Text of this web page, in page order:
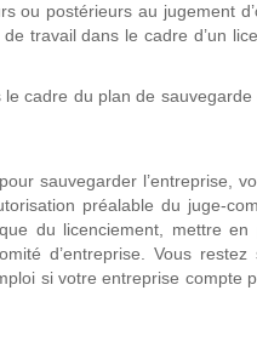
ou postérieurs au jugement
travail dans le cadre d’un
cadre du plan de sauvegarde
sauvegarder l’entreprise,
préalable du juge-
du licenciement, mettre en
d’entreprise. Vous restez
si votre entreprise compte